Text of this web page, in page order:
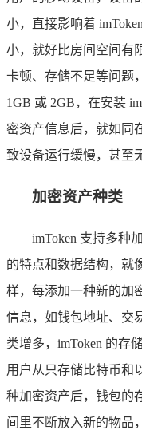
小，直接影响着
小，就好比房间空间有
卡顿、存储不足等问题
1GB 或 2GB，在安装
密资产信息后，就如同
致设备运行缓慢，甚至
加密资产种类
imToken 支持多种
的特点和数据结构，就
样，每添加一种新的加
信息，如钱包地址、交
类增多，imToken 的存
用户从只存储比特币和
种加密资产后，钱包的
间里不断放入新的物品